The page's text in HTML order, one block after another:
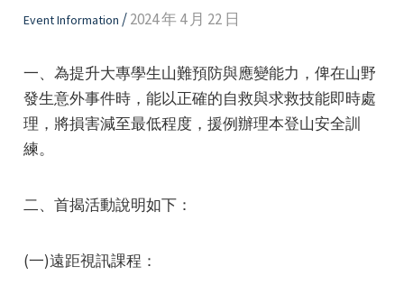
Event Information /2024 年 4 月 22 日
一、為提升大專學生山難預防與應變能力，俾在山野
發生意外事件時，能以正確的自救與求救技能即時處
理，將損害減至最低程度，援例辦理本登山安全訓
練。
二、首揭活動說明如下：
(一)遠距視訊課程：